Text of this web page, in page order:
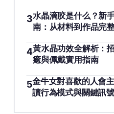
3水晶滴胶是什么？新
南：从材料到作品完
4黃水晶功效全解析：
癒與佩戴實用指南
5金牛女對喜歡的人會
讀行為模式與關鍵訊號